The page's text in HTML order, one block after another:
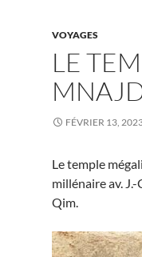
VOYAGES
LE
FÉVRIER 13,
Le temple
millénaire av.
Qim.